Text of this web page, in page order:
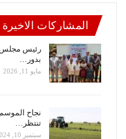
المشاركات الاخيرة
رئيس مجلس
بدور…
مايو 11, 2026
تنتظر…
سبتمبر 10, 2024